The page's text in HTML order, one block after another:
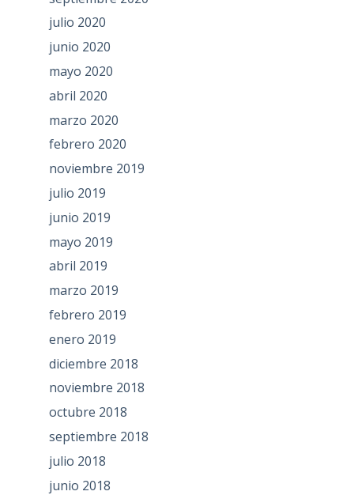
julio 2020
junio 2020
mayo 2020
abril 2020
marzo 2020
febrero 2020
noviembre 2019
julio 2019
junio 2019
mayo 2019
abril 2019
marzo 2019
febrero 2019
enero 2019
diciembre 2018
noviembre 2018
octubre 2018
septiembre 2018
julio 2018
junio 2018